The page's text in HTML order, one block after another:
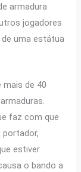
armadura
jogadores
uma estátua
de 40
faz com que
portador,
estiver
o bando a